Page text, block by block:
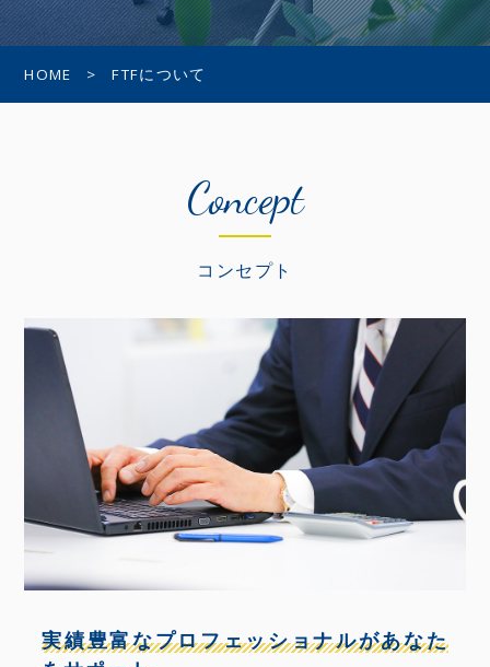
HOME FTFについて
Concept
コンセプト
実績豊富なプロフェッショナルがあなた